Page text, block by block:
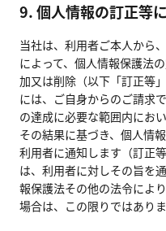
9. 個人情報の訂正等
当社は、利用者ご本人から
によって、個人情報保護法
加又は削除（以下「訂正等
には、ご自身からのご請求
の達成に必要な範囲内にお
その結果に基づき、個人情
利用者に通知します（訂正
は、利用者に対しその旨を
報保護法その他の法令によ
場合は、この限りではありま